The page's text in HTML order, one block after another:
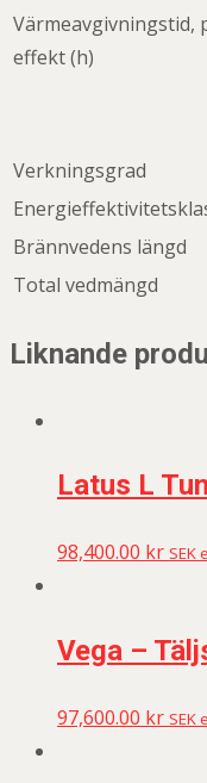
Värmeavgivningstid,
effekt (h)
Verkningsgrad
Brännvedens längd
Total vedmängd
Liknande
Latus L
98,400.00 kr SEK
Vega –
97,600.00 kr SEK